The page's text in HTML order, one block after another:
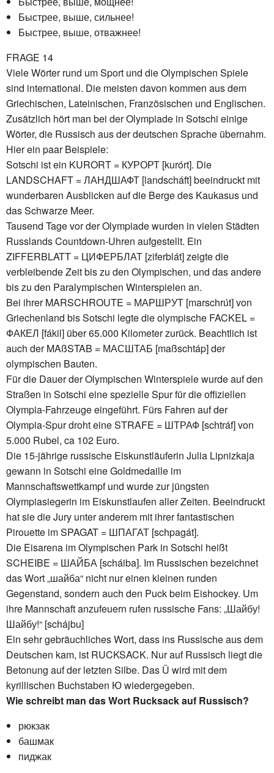
Быстрее, выше, сильнее!
Быстрее, выше, отважнее!
FRAGE 14
Viele Wörter rund um Sport und die Olympischen Spiele
sind international. Die meisten davon kommen aus dem
Griechischen, Lateinischen, Französischen und Englischen.
Zusätzlich hört man bei der Olympiade in Sotschi einige
Wörter, die Russisch aus der deutschen Sprache übernahm.
Hier ein paar Beispiele:
Sotschi ist ein KURORT = КУРОРТ [kurórt]. Die
LANDSCHAFT = ЛАНДШАФТ [landscháft] beeindruckt mit
wunderbaren Ausblicken auf die Berge des Kaukasus und
das Schwarze Meer.
Tausend Tage vor der Olympiade wurden in vielen Städten
Russlands Countdown-Uhren aufgestellt. Ein
ZIFFERBLATT = ЦИФЕРБЛАТ [ziferblát] zeigte die
verbleibende Zeit bis zu den Olympischen, und das andere
bis zu den Paralympischen Winterspielen an.
Bei ihrer MARSCHROUTE = МАРШРУТ [marschrút] von
Griechenland bis Sotschi legte die olympische FACKEL =
ФАКЕЛ [fákil] über 65.000 Kilometer zurück. Beachtlich ist
auch der MAßSTAB = МАСШТАБ [maßschtáp] der
olympischen Bauten.
Für die Dauer der Olympischen Winterspiele wurde auf den
Straßen in Sotschi eine spezielle Spur für die offiziellen
Olympia-Fahrzeuge eingeführt. Fürs Fahren auf der
Olympia-Spur droht eine STRAFE = ШТРАФ [schtráf] von
5.000 Rubel, ca 102 Euro.
Die 15-jährige russische Eiskunstläuferin Julia Lipnizkaja
gewann in Sotschi eine Goldmedaille im
Mannschaftswettkampf und wurde zur jüngsten
Olympiasiegerin im Eiskunstlaufen aller Zeiten. Beeindruckt
hat sie die Jury unter anderem mit ihrer fantastischen
Pirouette im SPAGAT = ШПАГАТ [schpagát].
Die Eisarena im Olympischen Park in Sotschi heißt
SCHEIBE = ШАЙБА [scháiba]. Im Russischen bezeichnet
das Wort „шайба“ nicht nur einen kleinen runden
Gegenstand, sondern auch den Puck beim Eishockey. Um
ihre Mannschaft anzufeuern rufen russische Fans: „Шайбу!
Шайбу!“ [schájbu]
Ein sehr gebräuchliches Wort, dass ins Russische aus dem
Deutschen kam, ist RUCKSACK. Nur auf Russisch liegt die
Betonung auf der letzten Silbe. Das Ü wird mit dem
kyrillischen Buchstaben Ю wiedergegeben.
Wie schreibt man das Wort Rucksack auf Russisch?
рюкзак
башмак
пиджак